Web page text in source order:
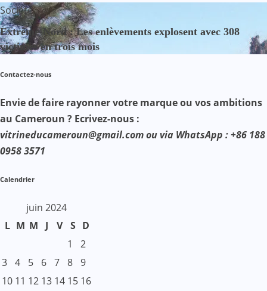
Société
Extrême-Nord : Les enlèvements explosent avec 308
victimes en trois mois
Contactez-nous
Envie de faire rayonner votre marque ou vos ambitions
au Cameroun ? Ecrivez-nous :
vitrineducameroun@gmail.com ou via WhatsApp : +86 188
0958 3571
Calendrier
juin 2024
L M M J V S D
1
2
3 4 5 6 7 8 9
10 11 12 13 14 15 16